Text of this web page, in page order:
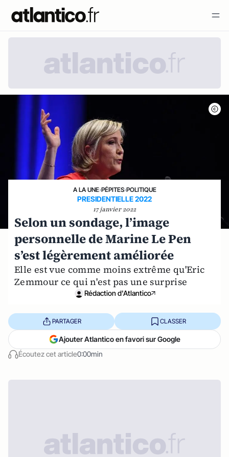
A LA UNE›PÉPITES›POLITIQUE
PRESIDENTIELLE 2022
17 janvier 2022
Selon un sondage, l’image
personnelle de Marine Le Pen
s’est légèrement améliorée
Elle est vue comme moins extrême qu'Eric
Zemmour ce qui n'est pas une surprise
Rédaction d'Atlantico
Écoutez cet article0:00min
PARTAGER CLASSER
Ajouter Atlantico en favori sur Google